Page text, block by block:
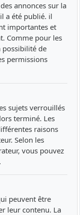
annonces sur la
a été publié. il
importantes et
Comme pour les
possibilité de
permissions
sujets verrouillés
terminé. Les
raisons
Selon les
vous pouvez
peuvent être
leur contenu. La